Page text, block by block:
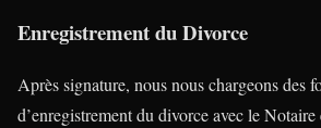
Enregistrement du Divorce
Après signature, nous nous chargeons des
d’enregistrement du divorce avec le